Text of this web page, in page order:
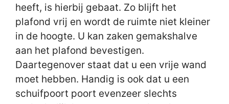
heeft, is hierbij gebaat. Zo blijft het
plafond vrij en wordt de ruimte niet kleiner
in de hoogte. U kan zaken gemakshalve
aan het plafond bevestigen.
Daartegenover staat dat u een vrije wand
moet hebben. Handig is ook dat u een
schuifpoort poort evenzeer slechts